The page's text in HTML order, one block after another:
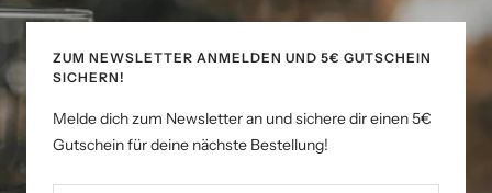
ZUM NEWSLETTER ANMELDEN UND 5€ GUTSCHEIN
SICHERN!
Melde dich zum Newsletter an und sichere dir einen 5€
Gutschein für deine nächste Bestellung!